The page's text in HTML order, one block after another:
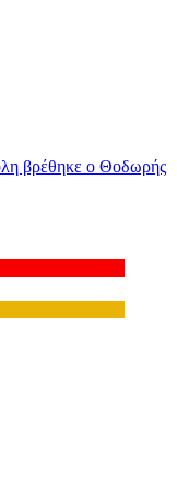
βρέθηκε ο Θοδωρής